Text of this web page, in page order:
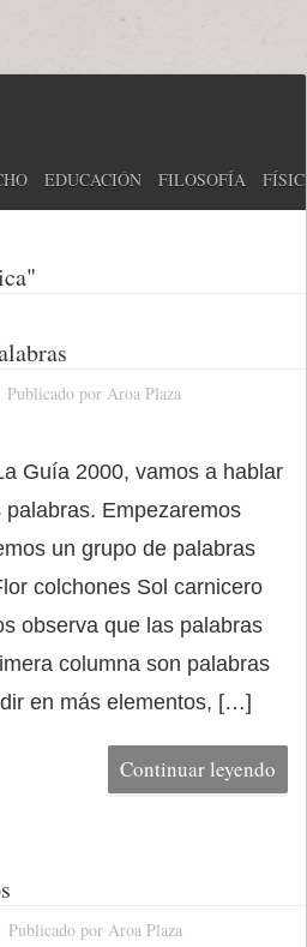
EDUCACIÓN FILOSOFÍA
Publicado por Aroa Plaza
Guía 2000, vamos a hablar
Empezaremos
un grupo de palabras
colchones Sol carnicero
observa que las palabras
columna son palabras
en más elementos, […]
Continuar leyendo
Publicado por Aroa Plaza